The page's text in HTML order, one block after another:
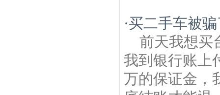
·买二手车被
前天我想买
我到银行账上
万的保证金，